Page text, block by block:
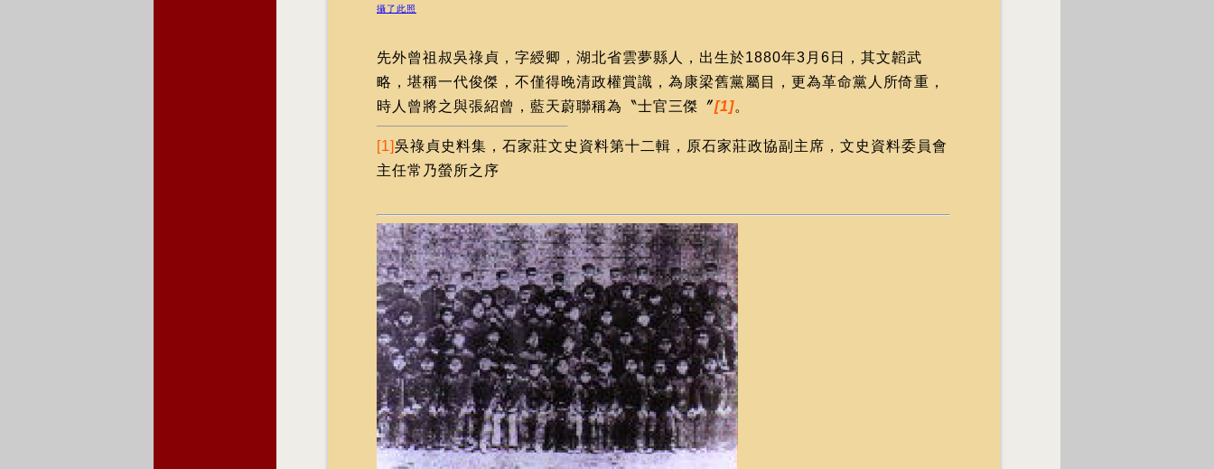
攝了此照
先外曾祖叔吳祿貞，字綬卿，湖北省雲夢縣人，出生於1880年3月6日，其文韜武
略，堪稱一代俊傑，不僅得晚清政權賞識，為康梁舊黨屬目，更為革命黨人所倚重，
時人曾將之與張紹曾，藍天蔚聯稱為〝士官三傑〞[1]。
[1]吳祿貞史料集，石家莊文史資料第十二輯，原石家莊政協副主席，文史資料委員會
主任常乃螢所之序